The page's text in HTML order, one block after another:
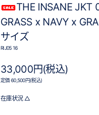
THE INSANE JKT
GRASS x NAVY x
サイズ
RIJ05 16
33,000円(税込)
定価 60,500円(税込)
在庫状況 △